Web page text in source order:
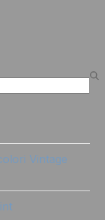
Vintage